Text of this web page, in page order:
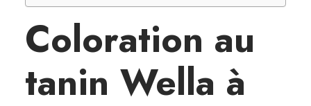
Coloration au
tanin Wella à